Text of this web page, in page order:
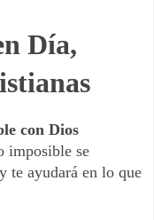
Día,
con Dios
imposible se
te ayudará en lo que